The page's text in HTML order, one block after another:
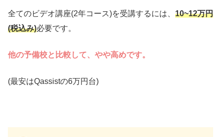
全てのビデオ講座(2年コース)を受講するには、 10~12万円
(税込み)必要です。
他の予備校と比較して、やや高めです。
(最安はQassistの6万円台)